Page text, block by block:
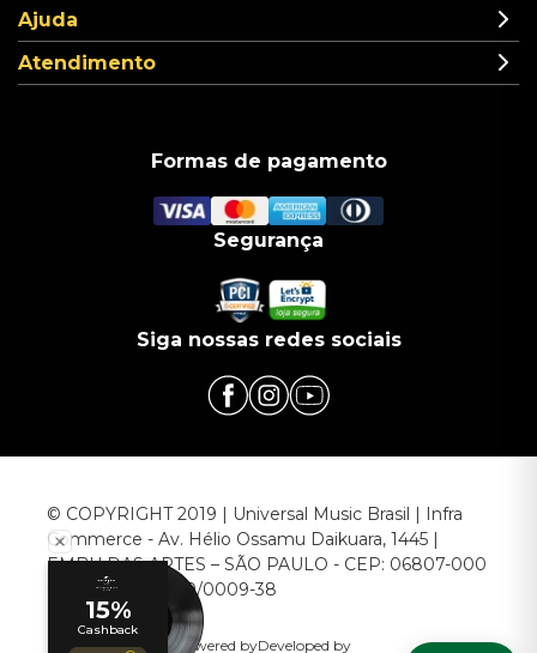
Ajuda
Atendimento
Formas de pagamento
Segurança
Siga nossas redes sociais
© COPYRIGHT 2019 | Universal Music Brasil | Infra
Commerce - Av. Hélio Ossamu Daikuara, 1445 |
EMBU DAS ARTES – SÃO PAULO - CEP: 06807-000
CNPJ: 00.952.789/0009-38
Powered byDeveloped by